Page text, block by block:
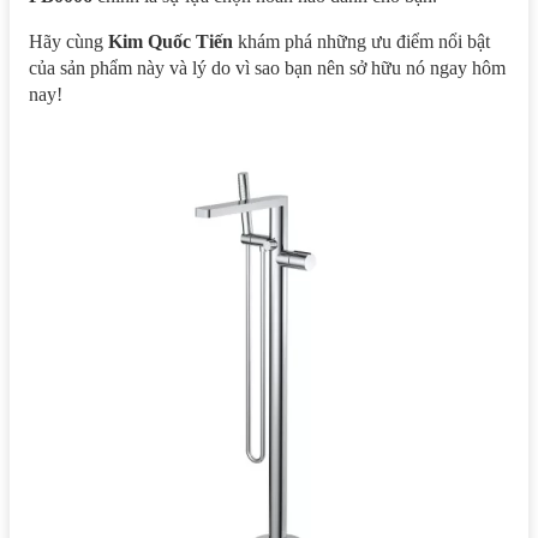
Hãy cùng Kim Quốc Tiến khám phá những ưu điểm nổi bật
của sản phẩm này và lý do vì sao bạn nên sở hữu nó ngay hôm
nay!